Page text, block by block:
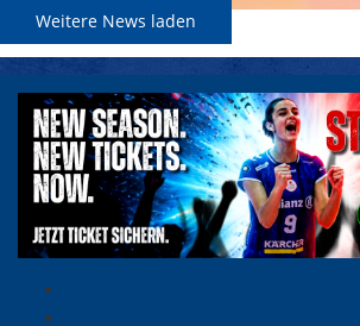
Weitere News laden